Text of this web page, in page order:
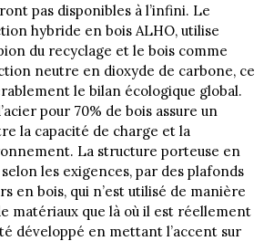
pas disponibles à l’infini. Le
hybride en bois ALHO, utilise
du recyclage et le bois comme
neutre en dioxyde de carbone, ce
le bilan écologique global.
pour 70% de bois assure un
la capacité de charge et la
La structure porteuse en
les exigences, par des plafonds
en bois, qui n’est utilisé de manière
matériaux que là où il est réellement
développé en mettant l’accent sur